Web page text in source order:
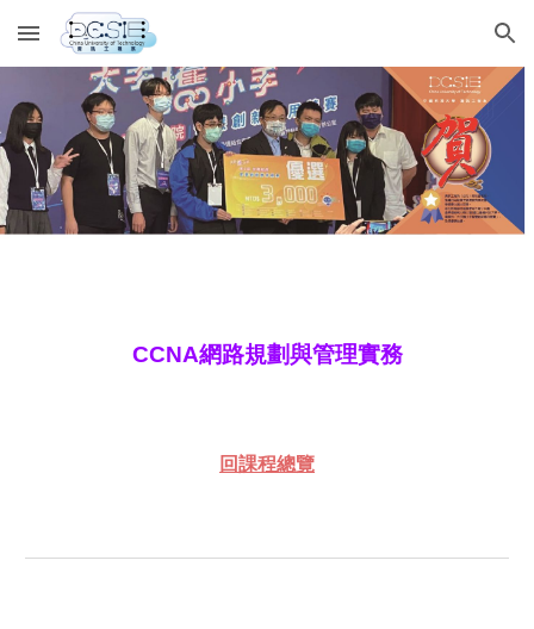
Skip to main content Skip to navigation
CCNA網路規劃與管理實務
回課程總覽